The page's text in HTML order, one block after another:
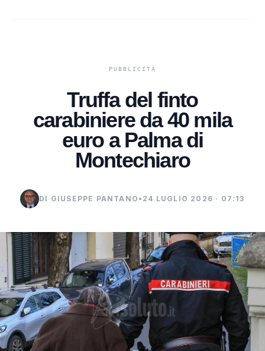
Truffa del finto
carabiniere da 40 mila
euro a Palma di
Montechiaro
DI GIUSEPPE PANTANO • 24 LUGLIO 2026 · 07:13